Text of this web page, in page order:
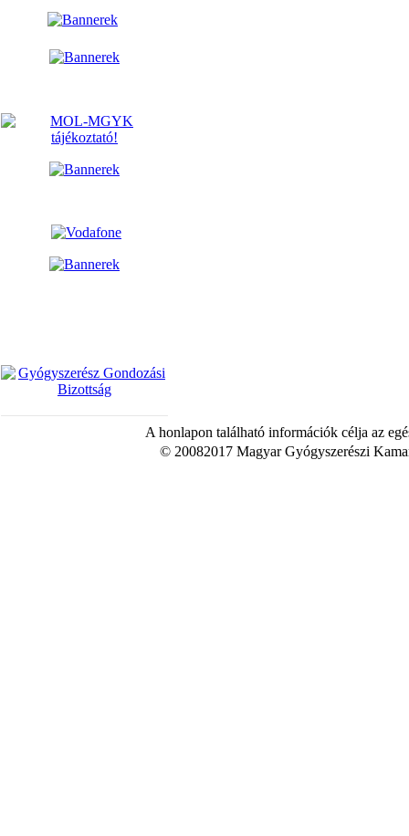
A honlapon található információk célja az
© 20082017 Magyar Gyógyszerészi